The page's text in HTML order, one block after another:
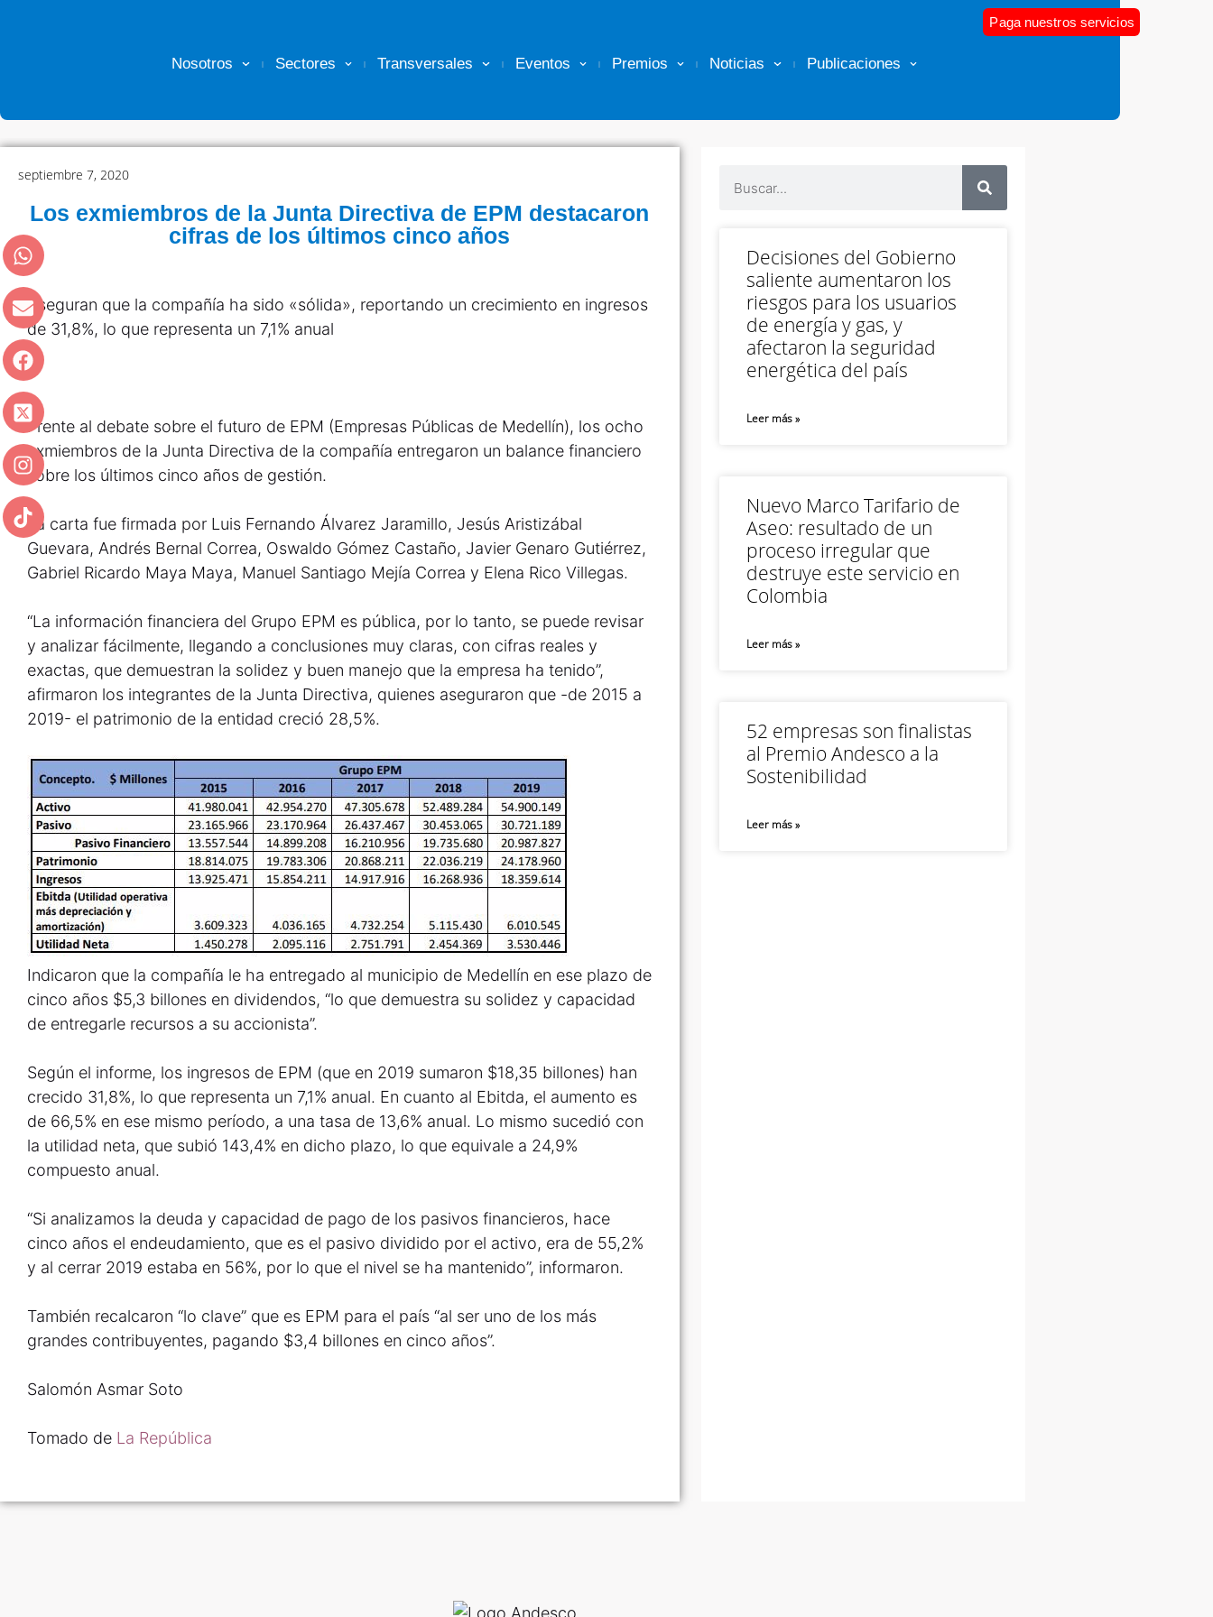
Nosotros Sectores Transversales Eventos Premios Noticias Publicaciones
Paga nuestros servicios
septiembre 7, 2020
Los exmiembros de la Junta Directiva de EPM destacaron
cifras de los últimos cinco años
Aseguran que la compañía ha sido «sólida», reportando un crecimiento en ingresos
de 31,8%, lo que representa un 7,1% anual
Frente al debate sobre el futuro de EPM (Empresas Públicas de Medellín), los ocho
exmiembros de la Junta Directiva de la compañía entregaron un balance financiero
sobre los últimos cinco años de gestión.
La carta fue firmada por Luis Fernando Álvarez Jaramillo, Jesús Aristizábal
Guevara, Andrés Bernal Correa, Oswaldo Gómez Castaño, Javier Genaro Gutiérrez,
Gabriel Ricardo Maya Maya, Manuel Santiago Mejía Correa y Elena Rico Villegas.
“La información financiera del Grupo EPM es pública, por lo tanto, se puede revisar
y analizar fácilmente, llegando a conclusiones muy claras, con cifras reales y
exactas, que demuestran la solidez y buen manejo que la empresa ha tenido”,
afirmaron los integrantes de la Junta Directiva, quienes aseguraron que -de 2015 a
2019- el patrimonio de la entidad creció 28,5%.
Indicaron que la compañía le ha entregado al municipio de Medellín en ese plazo de
cinco años $5,3 billones en dividendos, “lo que demuestra su solidez y capacidad
de entregarle recursos a su accionista”.
Según el informe, los ingresos de EPM (que en 2019 sumaron $18,35 billones) han
crecido 31,8%, lo que representa un 7,1% anual. En cuanto al Ebitda, el aumento es
de 66,5% en ese mismo período, a una tasa de 13,6% anual. Lo mismo sucedió con
la utilidad neta, que subió 143,4% en dicho plazo, lo que equivale a 24,9%
compuesto anual.
“Si analizamos la deuda y capacidad de pago de los pasivos financieros, hace
cinco años el endeudamiento, que es el pasivo dividido por el activo, era de 55,2%
y al cerrar 2019 estaba en 56%, por lo que el nivel se ha mantenido”, informaron.
También recalcaron “lo clave” que es EPM para el país “al ser uno de los más
grandes contribuyentes, pagando $3,4 billones en cinco años”.
Salomón Asmar Soto
Tomado de La República
Decisiones del Gobierno
saliente aumentaron los
riesgos para los usuarios
de energía y gas, y
afectaron la seguridad
energética del país
Leer más »
Nuevo Marco Tarifario de
Aseo: resultado de un
proceso irregular que
destruye este servicio en
Colombia
Leer más »
52 empresas son finalistas
al Premio Andesco a la
Sostenibilidad
Leer más »